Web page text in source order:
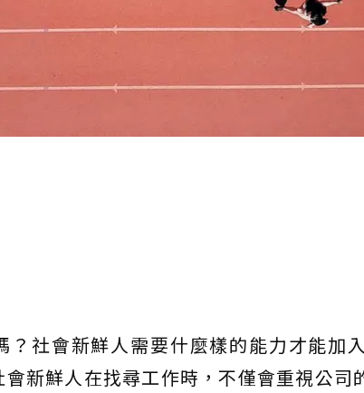
？社會新鮮人需要什麼樣的能力才能加
新鮮人在找尋工作時，不僅會重視公司